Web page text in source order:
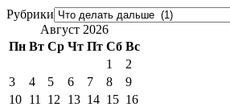
Рубрики
Август 2026
Пн Вт Ср Чт Пт Сб Вс
1
2
3
4 5 6 7 8
9
10 11 12 13 14 15 16